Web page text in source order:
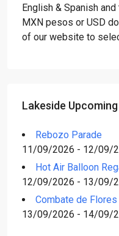
English & Spanish
MXN pesos or USD
of our website to
Lakeside
Rebozo Parade
11/09/2026 - 12/09/
Hot Air Balloon
12/09/2026 - 13/09/
Combate de Flores
13/09/2026 - 14/09/